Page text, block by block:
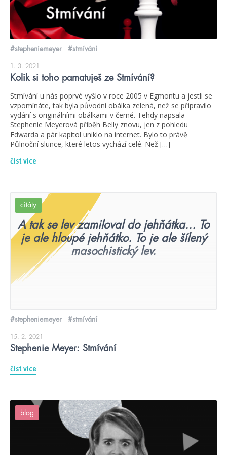
#stepheniemeyer #stmívání
1. 3. 2021
Kolik si toho pamatuješ ze Stmívání?
Stmívání u nás poprvé vyšlo v roce 2005 v Egmontu a jestli se
vzpomínáte, tak byla původní obálka zelená, než se připravilo
vydání s originálními obálkami v černé. Tehdy napsala
Stephenie Meyerová příběh Belly znovu, jen z pohledu
Edwarda a pár kapitol uniklo na internet. Bylo to právě
Půlnoční slunce, které letos vychází celé. Než […]
číst více
citáty
A tak se lev zamiloval do jehňátka... To
je ale hloupé jehňátko. To je ale šílený
masochistický lev.
#stepheniemeyer #stmívání
15. 2. 2021
Stephenie Meyer: Stmívání
číst více
blog